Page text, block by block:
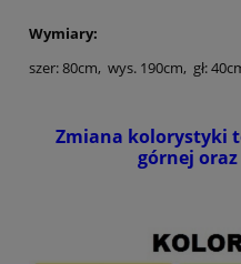
Wymiary:
szer: 80cm, wys. 190cm, gł:
Zmiana kolorystyki
górnej